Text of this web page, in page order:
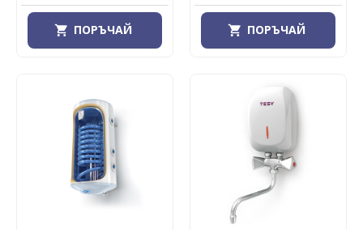
ПОРЪЧАЙ ПОРЪЧАЙ